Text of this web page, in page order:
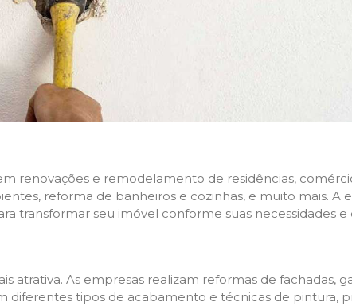
renovações e remodelamento de residências,
reforma de banheiros e cozinhas, e muito mais. A
transformar seu imóvel conforme suas necessidades e
atrativa. As empresas realizam reformas de fachadas,
diferentes tipos de acabamento e técnicas de pintura,